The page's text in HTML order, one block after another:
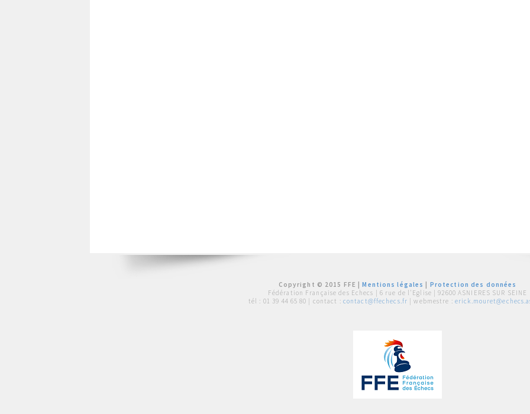
Copyright © 2015 FFE |Mentions légales
Protection des données
Fédération Française des Echecs | 6 rue de l'Eglise | 92600 ASNIERES SUR SEINE
tél : 01 39 44 65 80 | contact : contact@ffechecs.fr | webmestre :